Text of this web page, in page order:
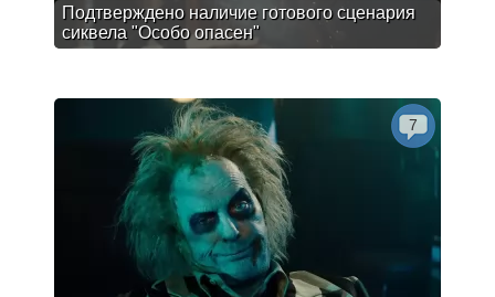
Подтверждено наличие готового сценария
сиквела "Особо опасен"
7